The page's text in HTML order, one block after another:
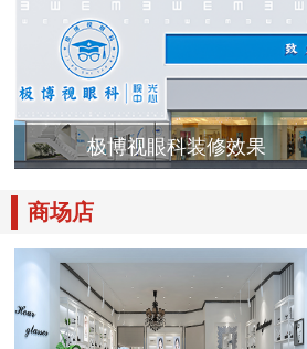
极博视眼科装修效果
商场店